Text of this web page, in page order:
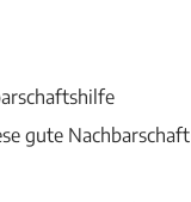
gute Nachbarschaft